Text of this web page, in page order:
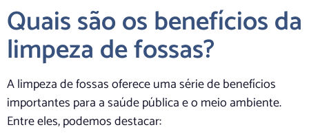
Quais são os benefícios da
limpeza de fossas?
A limpeza de fossas oferece uma série de benefícios
importantes para a saúde pública e o meio ambiente.
Entre eles, podemos destacar: